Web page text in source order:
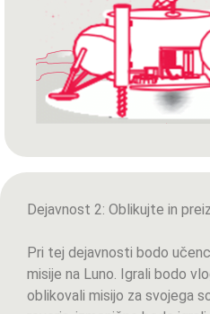
Dejavnost 2: Oblikujte in
Pri tej dejavnosti bodo
misije na Luno. Igrali bodo
oblikovali misijo za svojega